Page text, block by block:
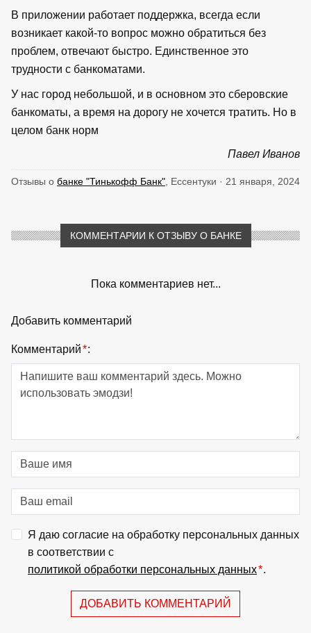
В приложении работает поддержка, всегда если
возникает какой-то вопрос можно обратиться без
проблем, отвечают быстро. Единственное это
трудности с банкоматами.
У нас город небольшой, и в основном это сберовские
банкоматы, а время на дорогу не хочется тратить. Но в
целом банк норм
Павел Иванов
Отзывы о банке "Тинькофф Банк" , Ессентуки · 21 января, 2024
КОММЕНТАРИИ К ОТЗЫВУ О БАНКЕ
Пока комментариев нет...
Добавить комментарий
Комментарий*:
Я даю согласие на обработку персональных данных
в соответствии с
политикой обработки персональных данных*.
ДОБАВИТЬ КОММЕНТАРИЙ